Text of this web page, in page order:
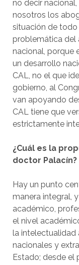
no decir
nosotros los
situación de
problemática del
nacional, porque
un desarrollo
CAL, no el que
gobierno, al
van apoyando
CAL tiene que
estrictamente
¿Cuál es la
doctor Palacín?
Hay un punto
manera integral,
académico,
el nivel
la intelectualidad
nacionales y
Estado; desde el